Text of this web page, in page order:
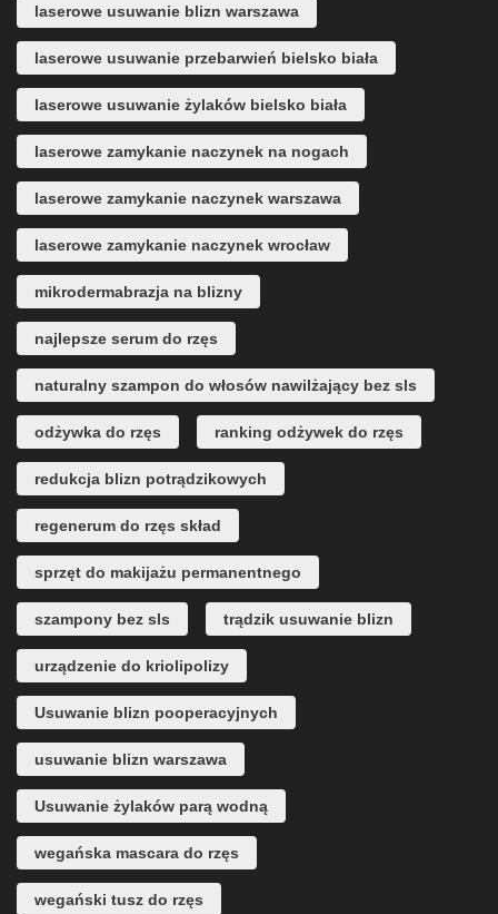
laserowe usuwanie blizn warszawa
laserowe usuwanie przebarwień bielsko biała
laserowe usuwanie żylaków bielsko biała
laserowe zamykanie naczynek na nogach
laserowe zamykanie naczynek warszawa
laserowe zamykanie naczynek wrocław
mikrodermabrazja na blizny
najlepsze serum do rzęs
naturalny szampon do włosów nawilżający bez sls
odżywka do rzęs ranking odżywek do rzęs
redukcja blizn potrądzikowych
regenerum do rzęs skład
sprzęt do makijażu permanentnego
szampony bez sls trądzik usuwanie blizn
urządzenie do kriolipolizy
Usuwanie blizn pooperacyjnych
usuwanie blizn warszawa
Usuwanie żylaków parą wodną
wegańska mascara do rzęs
wegański tusz do rzęs